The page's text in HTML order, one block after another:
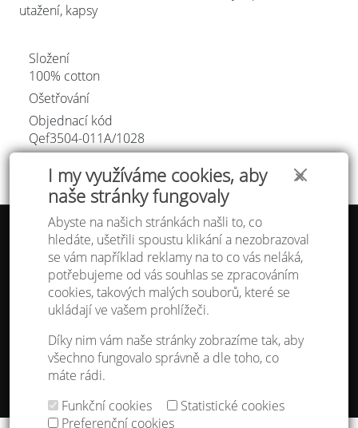
✕
I my využíváme cookies, aby
naše stránky fungovaly
Abyste na našich stránkách našli to, co
hledáte, ušetřili spoustu klikání a nezobrazoval
se vám například reklamy na to co vás neláká,
potřebujeme od vás souhlas se zpracováním
cookies, takových malých souborů, které se
ukládají ve vašem prohlížeči.
Díky nim vám naše stránky zobrazíme tak, aby
všechno fungovalo správně a dle toho, co
máte rádi.
Funkční cookies
Statistické cookies
Preferenční cookies
utažení, kapsy
Složení
100% cotton
Ošetřování
Objednací kód
Qef3504-011A/1028
Tabulka velikostí
Doprava a platba
Ochrana osobních údajů
Obchodní podmínky
Kontakt
Atelier IVN
Na Výhledě 324/1
360 17 Karlovy Vary
Nastavení cookies